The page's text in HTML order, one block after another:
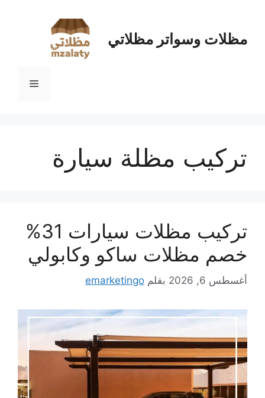
المحتوىمظلات وسواتر مظلاتي
القائمة
تركيب مظلة سيارة
تركيب مظلات سيارات 31%
خصم مظلات ساكو وكابولي
أغسطس 6, 2026 بقلم emarketingo